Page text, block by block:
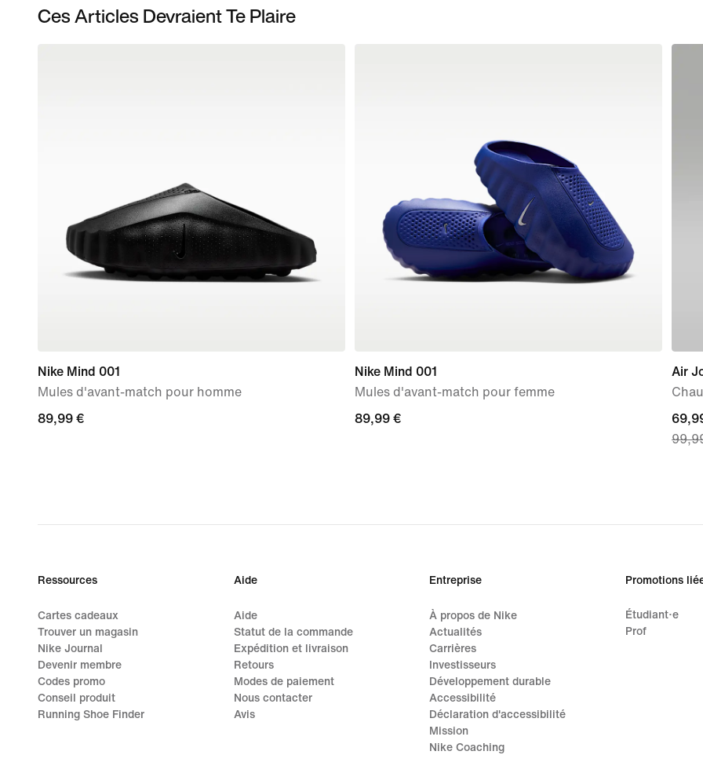
Ces Articles Devraient Te Plaire
Nike Mind 001
Mules d'avant-match pour homme
89,99 €
89,99 €
Nike Mind 001
Mules d'avant-match pour femme
89,99 €
89,99 €
Air
price
Ressources
Cartes cadeaux
Trouver un magasin
Nike Journal
Devenir membre
Codes promo
Conseil produit
Running Shoe Finder
Aide
Aide
Statut de la commande
Expédition et livraison
Retours
Modes de paiement
Nous contacter
Avis
Entreprise
À propos de Nike
Actualités
Carrières
Investisseurs
Développement durable
Accessibilité
Déclaration d'accessibilité
Mission
Nike Coaching
Promotions
Étudiant·e
Prof